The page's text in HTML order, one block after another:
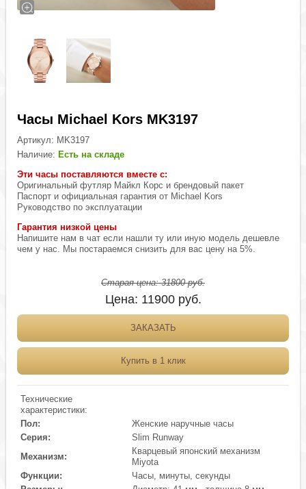
Часы Michael Kors MK3197
Артикул: MK3197
Наличие:Есть на складе
Эти часы поставляются вместе с:
Оригинальный футляр Майкл Корс и брендовый пакет
Паспорт и официальная гарантия от Michael Kors
Руководство по эксплуатации
Гарантия низкой цены
Напишите нам в чат если нашли ту или иную модель дешевле
чем у нас. Мы постараемся снизить для вас цену на 5%.
Старая цена:31800руб.
Цена: 11900руб.
ЗАКАЗАТЬ
Купить в 1 клик
Технические
характеристики:
Пол:
Женские наручные часы
Серия:
Slim Runway
Механизм:
Кварцевый японский механизм
Miyota
Функции:
Часы, минуты, секунды